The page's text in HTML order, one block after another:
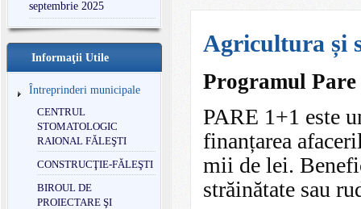
septembrie 2025
Informaţii Utile
Întreprinderi municipale
CENTRUL
STOMATOLOGIC
RAIONAL FĂLEŞTI
CONSTRUCŢIE-FĂLEŞTI
BIROUL DE
PROIECTARE ŞI
Agricultura și
Programul Pare
PARE 1+1 este
finanțarea
mii de lei.
străinătate sau